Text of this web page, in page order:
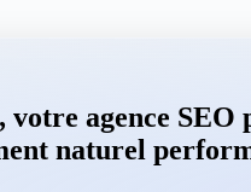
agence SEO
naturel